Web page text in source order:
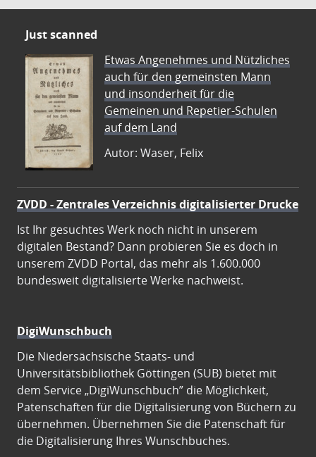
Just scanned
Etwas Angenehmes und Nützliches
auch für den gemeinsten Mann
und insonderheit für die
Gemeinen und Repetier-Schulen
auf dem Land
Autor: Waser, Felix
ZVDD - Zentrales Verzeichnis digitalisierter Drucke
Ist Ihr gesuchtes Werk noch nicht in unserem
digitalen Bestand? Dann probieren Sie es doch in
unserem ZVDD Portal, das mehr als 1.600.000
bundesweit digitalisierte Werke nachweist.
DigiWunschbuch
Die Niedersächsische Staats- und
Universitätsbibliothek Göttingen (SUB) bietet mit
dem Service „DigiWunschbuch” die Möglichkeit,
Patenschaften für die Digitalisierung von Büchern zu
übernehmen. Übernehmen Sie die Patenschaft für
die Digitalisierung Ihres Wunschbuches.